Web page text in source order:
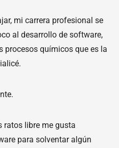
mi carrera profesional se
al desarrollo de software,
procesos químicos que es la
ratos libre me gusta
para solventar algún